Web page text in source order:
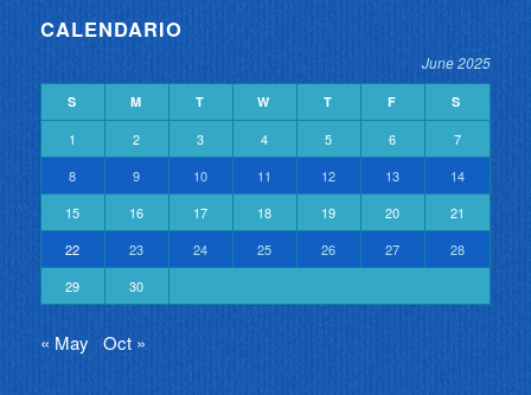
CALENDARIO
June 2025
S M T W T F S
1 2 3 4 5 6
7
8
9 10 11 12 13
14
15
16 17 18 19 20
21
22
23 24 25 26 27
28
29
30
« May Oct »